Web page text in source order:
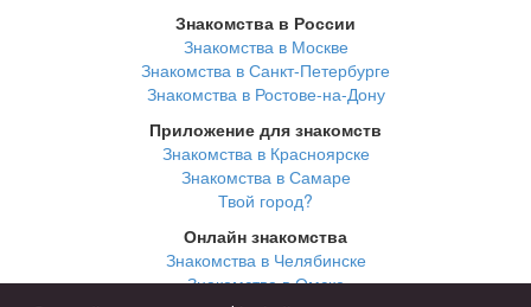
Знакомства в России
Знакомства в Москве
Знакомства в Санкт-Петербурге
Знакомства в Ростове-на-Дону
Приложение для знакомств
Знакомства в Красноярске
Знакомства в Самаре
Твой город?
Онлайн знакомства
Знакомства в Челябинске
Знакомства в Омске